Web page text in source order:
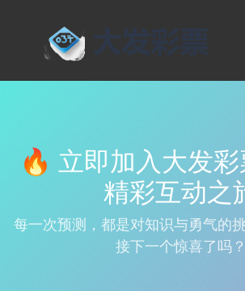
🔥 立即加入大发
精彩互动之
每一次预测，都是对知识与勇气的
接下一个惊喜了吗？